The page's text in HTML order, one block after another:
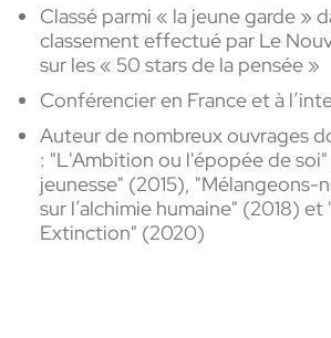
Classé parmi « la jeune garde »
classement effectué par Le
sur les « 50 stars de la pensée »
Conférencier en France et à
Auteur de nombreux ouvrages
: "L'Ambition ou l'épopée de soi"
jeunesse" (2015), "Mélangeons-
sur l’alchimie humaine" (2018) et
Extinction" (2020)